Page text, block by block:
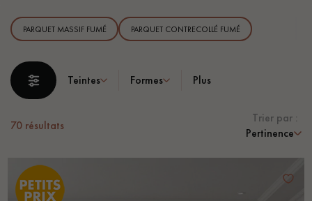
Nos conseillers sont disponibles au
Nos experts sont à votre disposition pour vous guider pas à
pas dans le choix et la pose de votre parquet.
PARQUET MASSIF FUMÉ PARQUET CONTRECOLLÉ FUMÉ
Teintes Formes Plus
70 résultats
Trier par :
Pertinence